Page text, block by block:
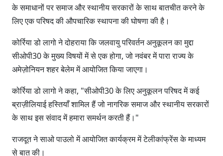
के समाधानों पर समाज और स्थानीय सरकारों के साथ बातचीत करने के
लिए एक परिषद की औपचारिक स्थापना की घोषणा की है।
कोर्रिया डो लागो ने दोहराया कि जलवायु परिवर्तन अनुकूलन का मुद्दा
सीओपी30 के मुख्य विषयों में से एक होगा, जो नवंबर में पारा राज्य के
अमेज़ोनियन शहर बेलेम में आयोजित किया जाएगा।
कोर्रिया डो लागो ने कहा, "सीओपी30 के लिए अनुकूलन परिषद में कई
ब्राज़ीलियाई हस्तियाँ शामिल हैं जो नागरिक समाज और स्थानीय सरकारों
के साथ इस संवाद में हमारा समर्थन करती हैं।"
राजदूत ने साओ पाउलो में आयोजित कार्यक्रम में टेलीकांफ्रेंस के माध्यम
से बात की।